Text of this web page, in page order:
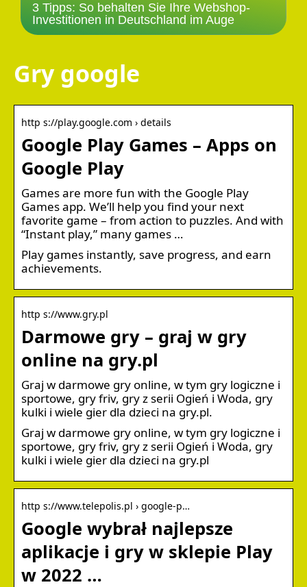
3 Tipps: So behalten Sie Ihre Webshop-
Investitionen in Deutschland im Auge
Gry google
http s://play.google.com › details
Google Play Games – Apps on
Google Play
Games are more fun with the Google Play
Games app. We’ll help you find your next
favorite game – from action to puzzles. And with
“Instant play,” many games …
Play games instantly, save progress, and earn
achievements.
http s://www.gry.pl
Darmowe gry – graj w gry
online na gry.pl
Graj w darmowe gry online, w tym gry logiczne i
sportowe, gry friv, gry z serii Ogień i Woda, gry
kulki i wiele gier dla dzieci na gry.pl.
Graj w darmowe gry online, w tym gry logiczne i
sportowe, gry friv, gry z serii Ogień i Woda, gry
kulki i wiele gier dla dzieci na gry.pl
http s://www.telepolis.pl › google-p…
Google wybrał najlepsze
aplikacje i gry w sklepie Play
w 2022 …